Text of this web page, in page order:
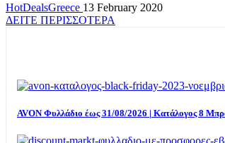
HotDealsGreece 13 February 2020
ΔΕΙΤΕ ΠΕΡΙΣΣΟΤΕΡΑ
AVON Φυλλάδιο έως 31/08/2026 | Κατάλογος 8